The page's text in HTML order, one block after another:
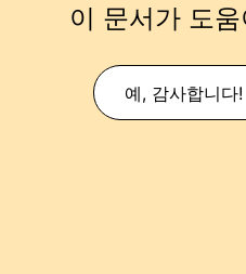
이 문서가 도
예, 감사합니다!